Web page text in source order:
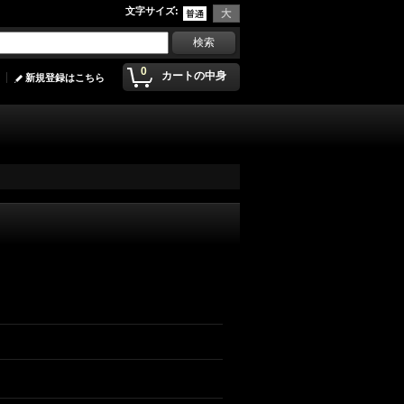
文字サイズ:
0 カートの中身
新規登録はこちら